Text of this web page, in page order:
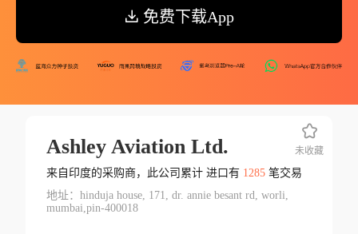
免费下载App
Ashley Aviation Ltd.
来自印度的采购商，此公司累计 进口有 1285笔交易
地址：hinduja house, 171, dr. annie besant rd, worli,
mumbai,pin-400018
未收藏